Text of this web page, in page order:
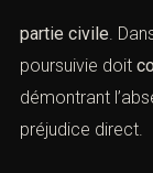
partie civile.
poursuivie doit
démontrant
préjudice direct.